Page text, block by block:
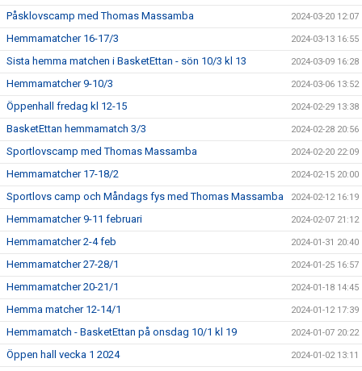
Påsklovscamp med Thomas Massamba 2024-03-20 12:07
Hemmamatcher 16-17/3 2024-03-13 16:55
Sista hemma matchen i BasketEttan - sön 10/3 kl 13 2024-03-09 16:28
Hemmamatcher 9-10/3 2024-03-06 13:52
Öppenhall fredag kl 12-15 2024-02-29 13:38
BasketEttan hemmamatch 3/3 2024-02-28 20:56
Sportlovscamp med Thomas Massamba 2024-02-20 22:09
Hemmamatcher 17-18/2 2024-02-15 20:00
Sportlovs camp och Måndags fys med Thomas Massamba 2024-02-12 16:19
Hemmamatcher 9-11 februari 2024-02-07 21:12
Hemmamatcher 2-4 feb 2024-01-31 20:40
Hemmamatcher 27-28/1 2024-01-25 16:57
Hemmamatcher 20-21/1 2024-01-18 14:45
Hemma matcher 12-14/1 2024-01-12 17:39
Hemmamatch - BasketEttan på onsdag 10/1 kl 19 2024-01-07 20:22
Öppen hall vecka 1 2024 2024-01-02 13:11